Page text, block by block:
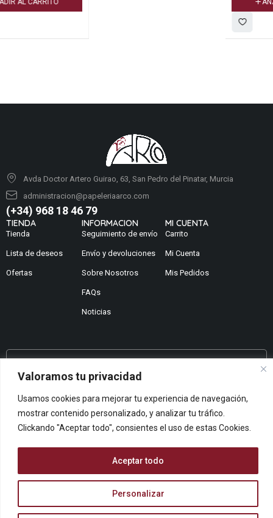
Valoramos tu privacidad
Usamos cookies para mejorar tu experiencia de navegación,
mostrar contenido personalizado, y analizar tu tráfico.
Clickando "Aceptar todo", consientes el uso de estas Cookies.
Personalizar
Aceptar todo
Avda Doctor Artero Guirao, 63, San Pedro del Pinatar, Murcia
administracion@papeleriaarco.com
(+34) 968 18 46 79
TIENDA
Tienda
Lista de deseos
Ofertas
INFORMACION
Seguimiento de envío
Envío y devoluciones
Sobre Nosotros
FAQs
Noticias
MI CUENTA
Carrito
Mi Cuenta
Mis Pedidos
¿No encuentras lo que buscas?
¿Te podemos ayudar?
Centro De Ayuda
Queremos saber tu opinión
© ARCOPAPEL 2006 S.L. | Todos los derechos reservados